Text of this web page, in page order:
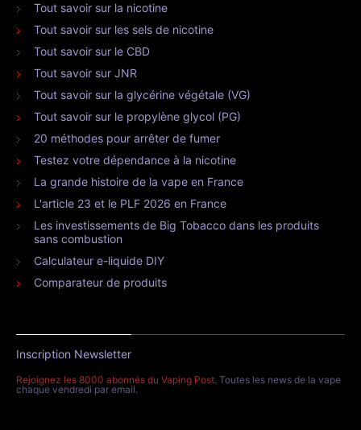
Tout savoir sur la nicotine
Tout savoir sur les sels de nicotine
Tout savoir sur le CBD
Tout savoir sur JNR
Tout savoir sur la glycérine végétale (VG)
Tout savoir sur le propylène glycol (PG)
20 méthodes pour arrêter de fumer
Testez votre dépendance à la nicotine
La grande histoire de la vape en France
L'article 23 et le PLF 2026 en France
Les investissements de Big Tobacco dans les produits
sans combustion
Calculateur e-liquide DIY
Comparateur de produits
Inscription Newsletter
Rejoignez les 8000 abonnés du Vaping Post. Toutes les news de la vape
chaque vendredi par email.